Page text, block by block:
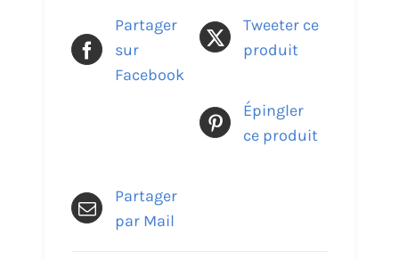
Partager
sur
Facebook
Tweeter ce
produit
Épingler
ce produit
Partager
par Mail